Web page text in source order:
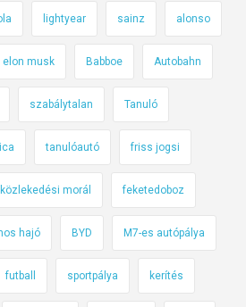
lightyear sainz alonso
elon musk Babboe Autobahn
szabálytalan Tanuló
tanulóautó friss jogsi
közlekedési morál feketedoboz
hajó BYD M7-es autópálya
futball sportpálya kerítés